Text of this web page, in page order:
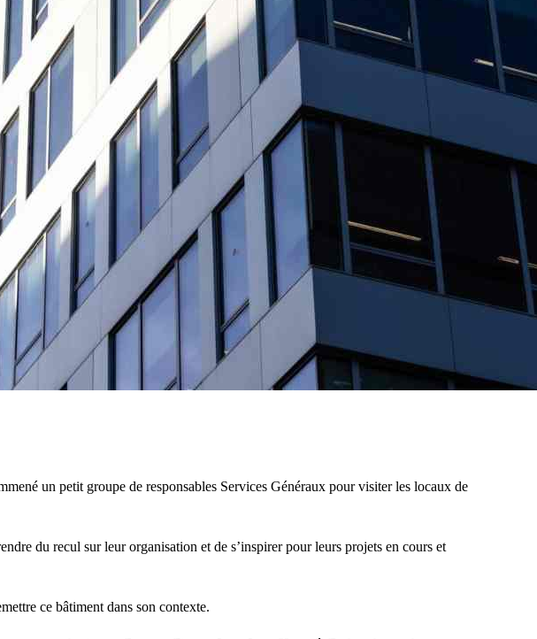
un petit groupe de responsables Services Généraux pour visiter les locaux de
du recul sur leur organisation et de s’inspirer pour leurs projets en cours et
ce bâtiment dans son contexte.